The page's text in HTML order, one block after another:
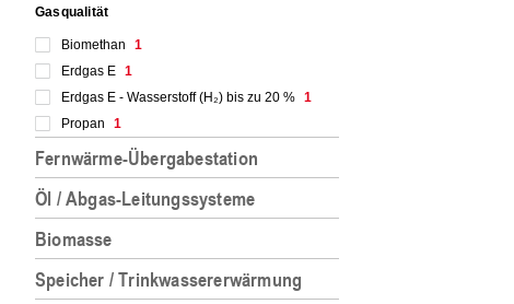
Gasqualität
Biomethan
1
Erdgas E 1
Erdgas E - Wasserstoff (H₂) bis zu 20 % 1
Propan
1
Fernwärme-Übergabestation
Öl / Abgas-Leitungssysteme
Biomasse
Speicher / Trinkwassererwärmung